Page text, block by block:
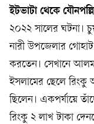
ইটভাটা থেকে
২০২২ সালের ঘটনা।
নারী উপজেলার গোহাট
করতেন। সেখানে
ইসলামের ছেলে রিংকু
ছিলেন। একপর্যায়ে
রিংকু ২ লাখ টাকা